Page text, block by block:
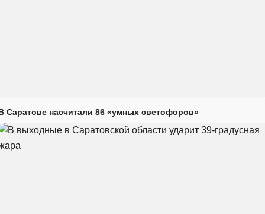
Саратове насчитали 86 «умных светофоров»